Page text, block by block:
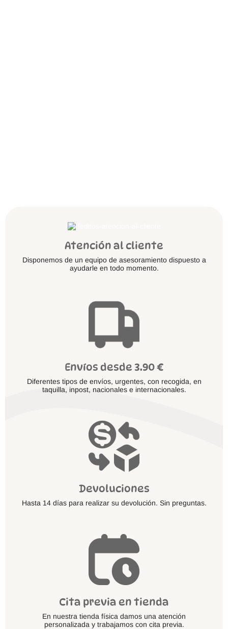
Atención al cliente
Disponemos de un equipo de asesoramiento dispuesto a
ayudarle en todo momento.
Envíos desde 3.90 €
Diferentes tipos de envíos, urgentes, con recogida, en
taquilla, inpost, nacionales e internacionales.
Devoluciones
Hasta 14 días para realizar su devolución. Sin preguntas.
Cita previa en tienda
En nuestra tienda física damos una atención
personalizada y trabajamos con cita previa.